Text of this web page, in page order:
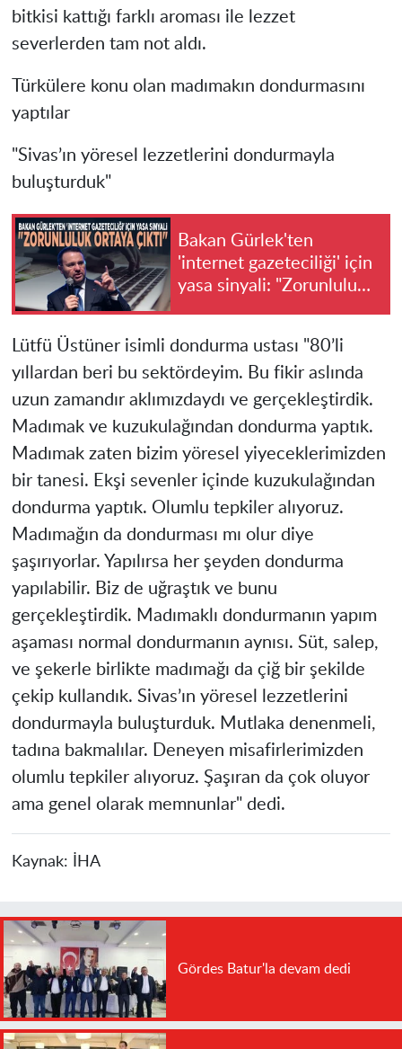
bitkisi kattığı farklı aroması ile lezzet
severlerden tam not aldı.
Türkülere konu olan madımakın dondurmasını
yaptılar
"Sivas’ın yöresel lezzetlerini dondurmayla
buluşturduk"
Bakan Gürlek'ten
'internet gazeteciliği' için
yasa sinyali: "Zorunluluk
Lütfü Üstüner isimli dondurma ustası "80’li
yıllardan beri bu sektördeyim. Bu fikir aslında
uzun zamandır aklımızdaydı ve gerçekleştirdik.
Madımak ve kuzukulağından dondurma yaptık.
Madımak zaten bizim yöresel yiyeceklerimizden
bir tanesi. Ekşi sevenler içinde kuzukulağından
dondurma yaptık. Olumlu tepkiler alıyoruz.
Madımağın da dondurması mı olur diye
şaşırıyorlar. Yapılırsa her şeyden dondurma
yapılabilir. Biz de uğraştık ve bunu
gerçekleştirdik. Madımaklı dondurmanın yapım
aşaması normal dondurmanın aynısı. Süt, salep,
ve şekerle birlikte madımağı da çiğ bir şekilde
çekip kullandık. Sivas’ın yöresel lezzetlerini
dondurmayla buluşturduk. Mutlaka denenmeli,
tadına bakmalılar. Deneyen misafirlerimizden
olumlu tepkiler alıyoruz. Şaşıran da çok oluyor
ama genel olarak memnunlar" dedi.
Kaynak: İHA
Gördes Batur'la devam dedi